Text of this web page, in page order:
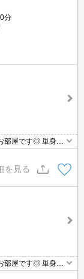
分
部屋です◎ 単身様
て広々空間をぜひ
を見る
部屋です◎ 単身様
て広々空間をぜひ